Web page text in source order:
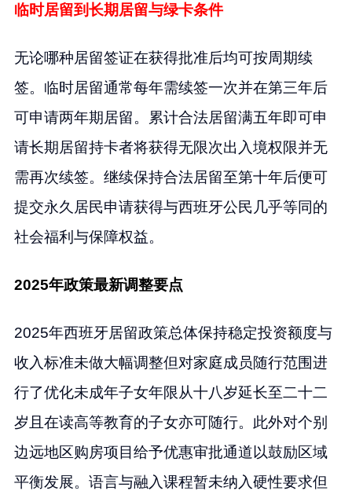
临时居留到长期居留与绿卡条件
无论哪种居留签证在获得批准后均可按周期续
签。临时居留通常每年需续签一次并在第三年后
可申请两年期居留。累计合法居留满五年即可申
请长期居留持卡者将获得无限次出入境权限并无
需再次续签。继续保持合法居留至第十年后便可
提交永久居民申请获得与西班牙公民几乎等同的
社会福利与保障权益。
2025年政策最新调整要点
2025年西班牙居留政策总体保持稳定投资额度与
收入标准未做大幅调整但对家庭成员随行范围进
行了优化未成年子女年限从十八岁延长至二十二
岁且在读高等教育的子女亦可随行。此外对个别
边远地区购房项目给予优惠审批通道以鼓励区域
平衡发展。语言与融入课程暂未纳入硬性要求但